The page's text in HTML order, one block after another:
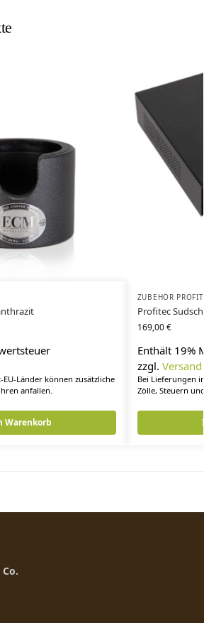
Länder können zusätzliche
anfallen.
Warenkorb
ZUBEHÖR
Profitec
169,00€
Enthält 19%
zzgl. Versand
Bei Lieferungen
Zölle, Steuern